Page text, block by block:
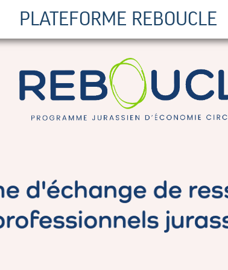
PLATEFORME REBOUCLE